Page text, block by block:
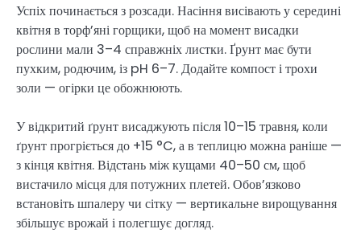
Успіх починається з розсади. Насіння висівають у середині
квітня в торф’яні горщики, щоб на момент висадки
рослини мали 3–4 справжніх листки. Ґрунт має бути
пухким, родючим, із pH 6–7. Додайте компост і трохи
золи — огірки це обожнюють.
У відкритий ґрунт висаджують після 10–15 травня, коли
ґрунт прогріється до +15 °C, а в теплицю можна раніше —
з кінця квітня. Відстань між кущами 40–50 см, щоб
вистачило місця для потужних плетей. Обов’язково
встановіть шпалеру чи сітку — вертикальне вирощування
збільшує врожай і полегшує догляд.